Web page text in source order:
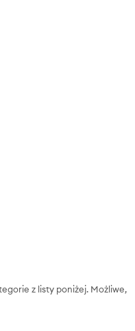
z listy poniżej. Możliwe,